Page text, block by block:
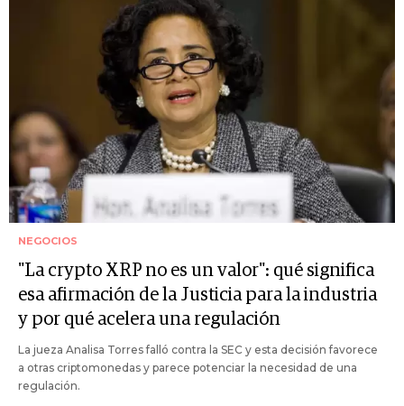
NEGOCIOS
"La crypto XRP no es un valor": qué significa
esa afirmación de la Justicia para la industria
y por qué acelera una regulación
La jueza Analisa Torres falló contra la SEC y esta decisión favorece
a otras criptomonedas y parece potenciar la necesidad de una
regulación.